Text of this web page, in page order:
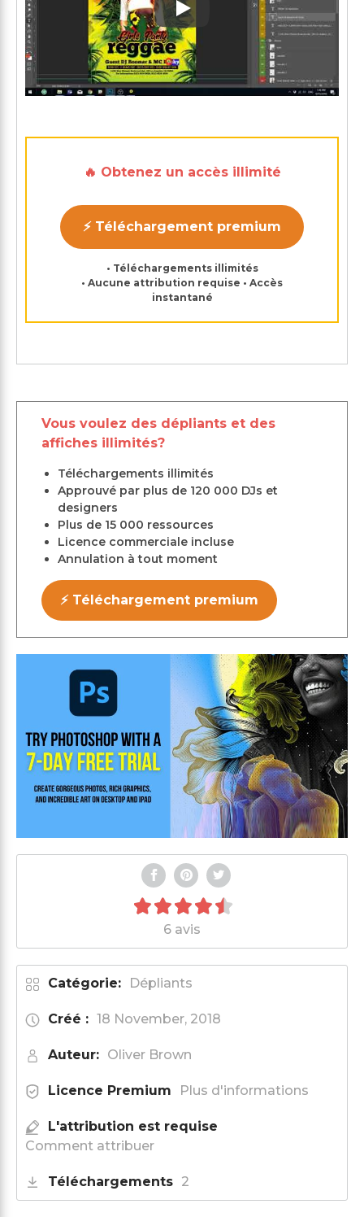
Play: Keynote (Google I/O
🔥 Obtenez un accès illimité
⚡ Téléchargement premium
• Téléchargements illimités
• Aucune attribution requise • Accès
instantané
Vous voulez des dépliants et des
affiches illimités?
Téléchargements illimités
Approuvé par plus de 120 000 DJs et
designers
Plus de 15 000 ressources
Licence commerciale incluse
Annulation à tout moment
⚡ Téléchargement premium
6 avis
Catégorie: Dépliants
Créé : 18 November, 2018
Auteur: Oliver Brown
Licence Premium Plus d'informations
L'attribution est requise
Comment attribuer
Téléchargements 2